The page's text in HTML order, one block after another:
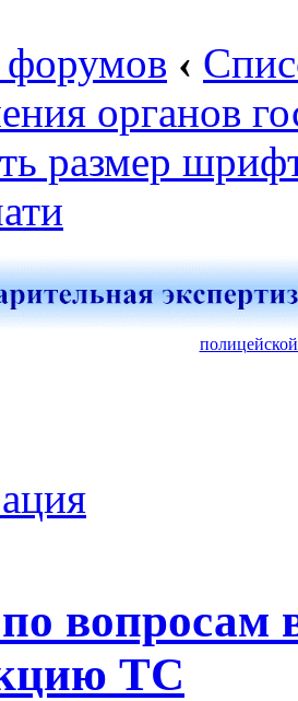
‹
органов
размер
вопросам
ТС